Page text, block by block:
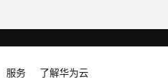
服务 了解华为云